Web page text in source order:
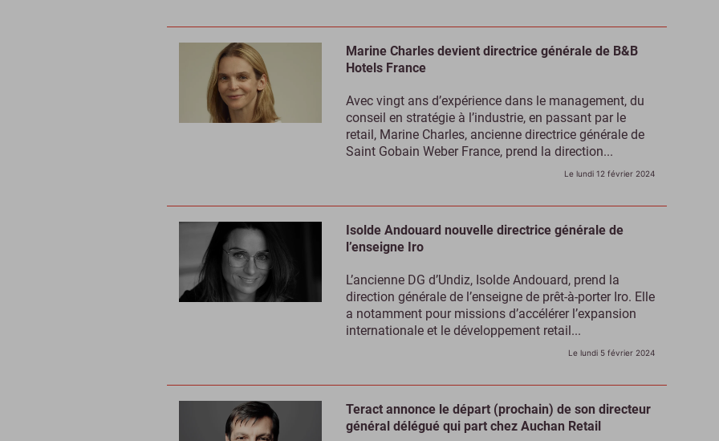
Marine Charles devient directrice générale de B&B
Hotels France
Avec vingt ans d’expérience dans le management, du
conseil en stratégie à l’industrie, en passant par le
retail, Marine Charles, ancienne directrice générale de
Saint Gobain Weber France, prend la direction...
Le lundi 12 février 2024
Isolde Andouard nouvelle directrice générale de
l’enseigne Iro
L’ancienne DG d’Undiz, Isolde Andouard, prend la
direction générale de l’enseigne de prêt-à-porter Iro. Elle
a notamment pour missions d’accélérer l’expansion
internationale et le développement retail...
Le lundi 5 février 2024
Teract annonce le départ (prochain) de son directeur
général délégué qui part chez Auchan Retail